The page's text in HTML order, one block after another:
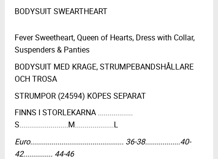
BODYSUIT SWEARTHEART
Fever Sweetheart, Queen of Hearts, Dress with Collar,
Suspenders & Panties
BODYSUIT MED KRAGE, STRUMPEBANDSHÅLLARE
OCH TROSA
STRUMPOR (24594) KÖPES SEPARAT
FINNS I STORLEKARNA ..................
S.........................M....................L
Euro................................................ 36-38..................40-
42............... 44-46